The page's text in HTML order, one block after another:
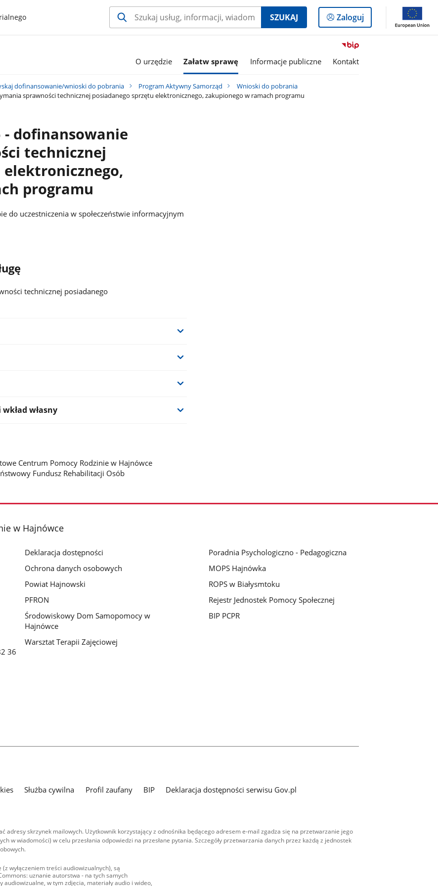
SZUKAJ
Logowanie
do
panelu
Zaloguj
Przejdź
serwisu
O urzędzie Załatw sprawę Informacje publiczne Kontakt
dofinansowanie/wnioski do pobrania Program Aktywny Samorząd
Wnioski do pobrania
sprawności technicznej posiadanego sprzętu elektronicznego, zakupionego w ramach programu
- dofinansowanie
technicznej
programu
do uczestniczenia w społeczeństwie informacyjnym
technicznej posiadanego
własny
Centrum Pomocy Rodzinie w Hajnówce
Fundusz Rehabilitacji Osób
w Hajnówce
36
Deklaracja dostępności
Ochrona danych osobowych
Powiat Hajnowski
PFRON
Środowiskowy Dom Samopomocy w
Hajnówce
Warsztat Terapii Zajęciowej
Poradnia Psychologiczno - Pedagogiczna
MOPS Hajnówka
ROPS w Białysmtoku
Rejestr Jednostek Pomocy Społecznej
BIP PCPR
Służba cywilna Profil zaufany BIP
Deklaracja dostępności serwisu Gov.pl
adresy skrzynek mailowych. Użytkownik korzystający z odnośnika będącego adresem e-mail zgadza się na przetwarzanie jego
w wiadomości) w celu przesłania odpowiedzi na przesłane pytania. Szczegóły przetwarzania danych przez każdą z jednostek
wyłączeniem treści audiowizualnych), są
uznanie autorstwa - na tych samych
audiowizualne, w tym zdjęcia, materiały audio i wideo,